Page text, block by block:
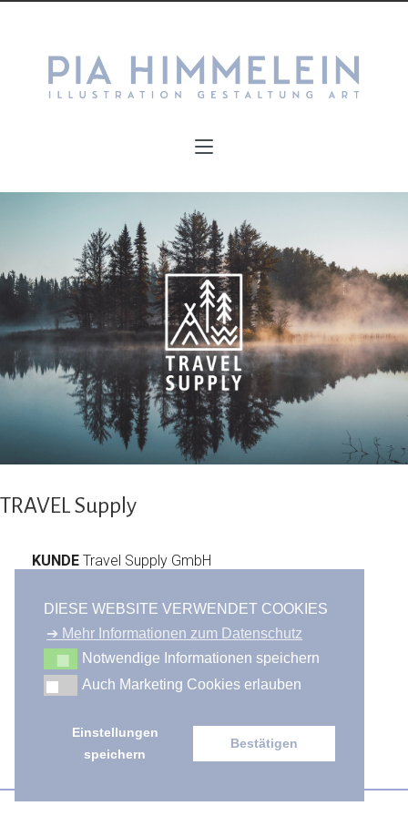
DIESE WEBSITE VERWENDET COOKIES
➔ Mehr Informationen zum Datenschutz
Notwendige Informationen speichern
Auch Marketing Cookies erlauben
Einstellungen
speichern
Bestätigen
TRAVEL Supply
KUNDE Travel Supply GmbH
LEISTUNGLogo Design
Logodesign für einen Vermietungsfirma von Surf- &
Outdoorequipment.